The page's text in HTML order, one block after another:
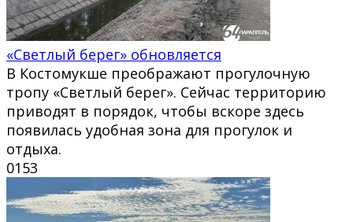
«Светлый берег» обновляется
В Костомукше преображают прогулочную
тропу «Светлый берег». Сейчас территорию
приводят в порядок, чтобы вскоре здесь
появилась удобная зона для прогулок и
отдыха.
0153